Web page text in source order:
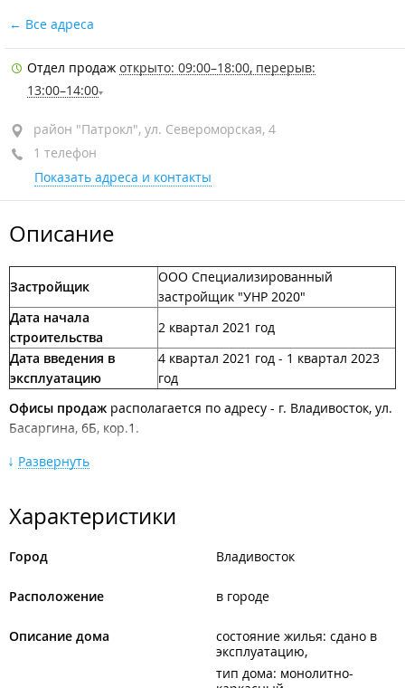
Все адреса
Отдел продаж открыто: 09:00–18:00, перерыв:
13:00–14:00
район "Патрокл", ул. Североморская, 4
1 телефон
Показать адреса и контакты
Описание
Застройщик
ООО Специализированный
застройщик "УНР 2020"
Дата начала
строительства
2 квартал 2021 год
Дата введения в
эксплуатацию
4 квартал 2021 год - 1 квартал 2023
год
Офисы продаж располагается по адресу - г. Владивосток, ул.
Басаргина, 6Б, кор.1.
Описание ЖК "Восточный":
жилых многоквартирных домов с фасадами из витражных
На территории жилого комплекса находится несколько
детских огороженных площадок, расположенных рядом с
домами. Детские площадки оснащены современным
оборудованием: песочницы, горки, качели, небольшие
домики, машинки, сетки для лазания и прочие конструкции.
На огороженной игровой территории красочное
Развернуть
Характеристики
Город Владивосток
Расположение в городе
Описание дома
состояние жилья: сдано в
эксплуатацию
тип дома: монолитно-